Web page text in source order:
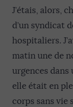
J’étais, alors,
d’un syndicat
hospitaliers.
matin une de
urgences
elle était en
corps sans vie